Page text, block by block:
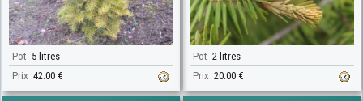
Pot 5 litres
Prix 42.00 €
Pot 2 litres
Prix 20.00 €